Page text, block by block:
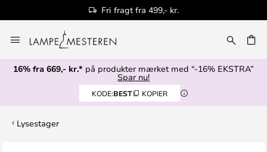
Fri fragt fra 499,- kr.
to
Content
16% fra 669,- kr.* på produkter mærket med “-16% EKSTRA”
Spar nu!
KODE:BEST KOPIER
Lysestager